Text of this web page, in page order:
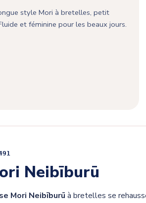
style Mori à bretelles, petit
et féminine pour les beaux jours.
Neibīburū
Mori Neibīburū à bretelles se